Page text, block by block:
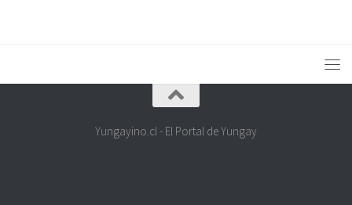
Yungayino.cl - El Portal de Yungay